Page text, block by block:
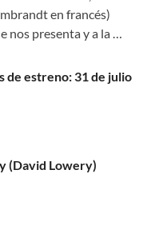
en francés)
nos presenta y a la …
de estreno: 31 de julio
(David Lowery)